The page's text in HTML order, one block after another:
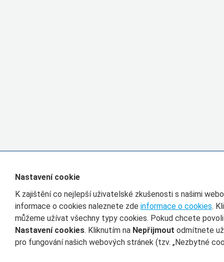
Nastavení cookie
K zajištění co nejlepší uživatelské zkušenosti s našimi
informace o cookies naleznete zde informace o cookies.
můžeme užívat všechny typy cookies. Pokud chcete
Nastavení cookies. Kliknutím na Nepřijmout odmítnete
pro fungování našich webových stránek (tzv. „Nezbytné